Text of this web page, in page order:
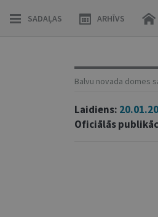
SADAĻAS ARHĪVS
Balvu novada domes
Laidiens:
Oficiālās